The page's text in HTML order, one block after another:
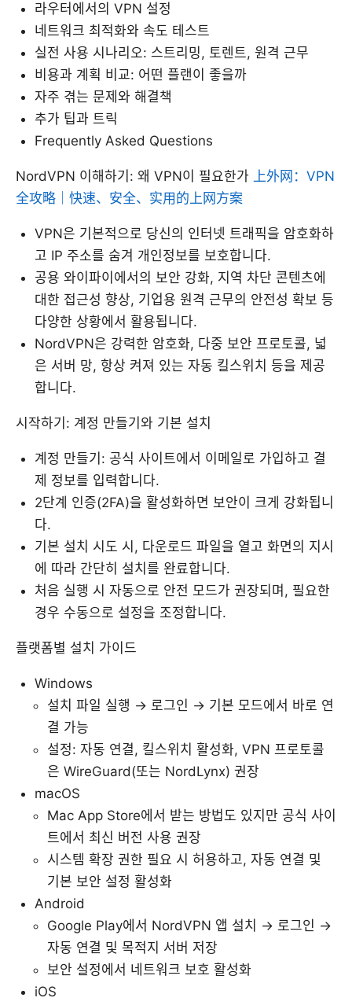
라우터에서의 VPN 설정
네트워크 최적화와 속도 테스트
실전 사용 시나리오: 스트리밍, 토렌트, 원격 근무
비용과 계획 비교: 어떤 플랜이 좋을까
자주 겪는 문제와 해결책
추가 팁과 트릭
Frequently Asked Questions
NordVPN 이해하기: 왜 VPN이 필요한가 上外网：VPN
全攻略｜快速、安全、实用的上网方案
VPN은 기본적으로 당신의 인터넷 트래픽을 암호화하
고 IP 주소를 숨겨 개인정보를 보호합니다.
공용 와이파이에서의 보안 강화, 지역 차단 콘텐츠에
대한 접근성 향상, 기업용 원격 근무의 안전성 확보 등
다양한 상황에서 활용됩니다.
NordVPN은 강력한 암호화, 다중 보안 프로토콜, 넓
은 서버 망, 항상 켜져 있는 자동 킬스위치 등을 제공
합니다.
시작하기: 계정 만들기와 기본 설치
계정 만들기: 공식 사이트에서 이메일로 가입하고 결
제 정보를 입력합니다.
2단계 인증(2FA)을 활성화하면 보안이 크게 강화됩니
다.
기본 설치 시도 시, 다운로드 파일을 열고 화면의 지시
에 따라 간단히 설치를 완료합니다.
처음 실행 시 자동으로 안전 모드가 권장되며, 필요한
경우 수동으로 설정을 조정합니다.
플랫폼별 설치 가이드
Windows
설치 파일 실행 → 로그인 → 기본 모드에서 바로 연
결 가능
설정: 자동 연결, 킬스위치 활성화, VPN 프로토콜
은 WireGuard(또는 NordLynx) 권장
macOS
Mac App Store에서 받는 방법도 있지만 공식 사이
트에서 최신 버전 사용 권장
시스템 확장 권한 필요 시 허용하고, 자동 연결 및
기본 보안 설정 활성화
Android
Google Play에서 NordVPN 앱 설치 → 로그인 →
자동 연결 및 목적지 서버 저장
보안 설정에서 네트워크 보호 활성화
iOS